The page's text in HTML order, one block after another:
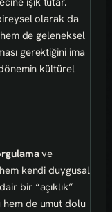
olarak da
de geleneksel
gerektiğini ima
kültürel
ve
kendi duygusal
bir “açıklık”
de umut dolu